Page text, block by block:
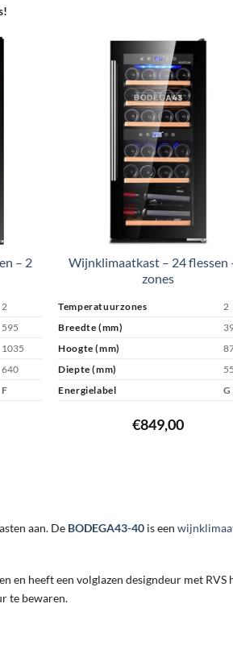
– 2
2
595
1035
640
F
Wijnklimaatkast – 24 flessen
zones
Temperatuurzones
2
Breedte (mm)
Hoogte (mm)
Diepte (mm)
Energielabel
G
€849,00
aan. De BODEGA43-40 is een
en heeft een volglazen designdeur met
te bewaren.